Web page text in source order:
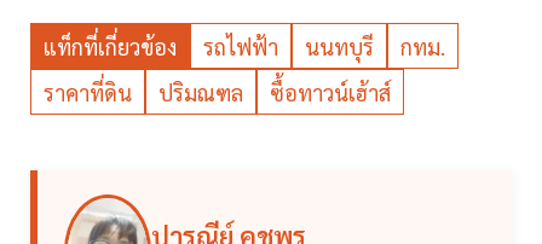
แท็กที่เกี่ยวข้อง รถไฟฟ้า นนทบุรี
กทม.
ราคาที่ดิน
ปริมณฑล ซื้อทาวน์เฮ้าส์
ปารณีย์ คชพร